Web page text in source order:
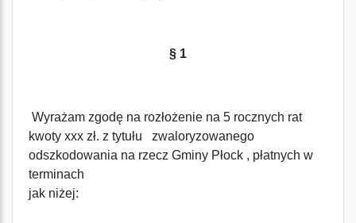
§ 1
Wyrażam zgodę na rozłożenie na 5 rocznych rat
kwoty xxx zł. z tytułu zwaloryzowanego
odszkodowania na rzecz Gminy Płock , płatnych w
terminach
jak niżej: